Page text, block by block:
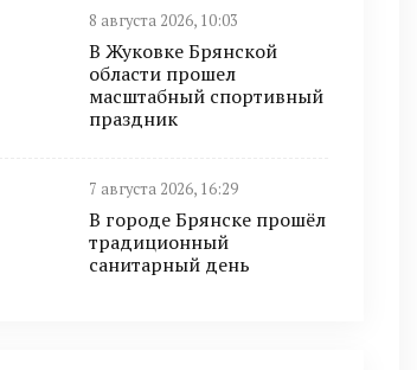
8 августа 2026, 10:03
В Жуковке Брянской
области прошел
масштабный спортивный
праздник
7 августа 2026, 16:29
В городе Брянске прошёл
традиционный
санитарный день